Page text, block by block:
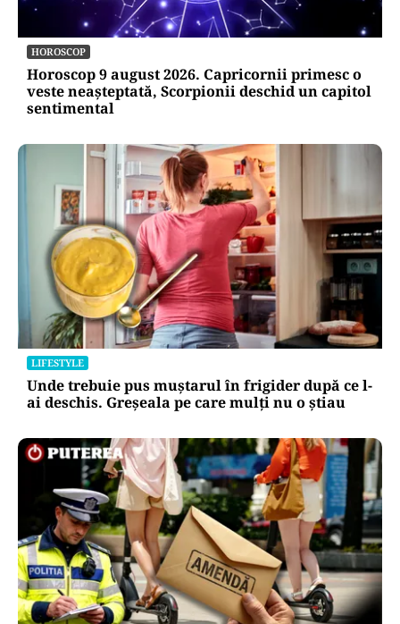
HOROSCOP
Horoscop 9 august 2026. Capricornii primesc o
veste neașteptată, Scorpionii deschid un capitol
sentimental
LIFESTYLE
Unde trebuie pus muștarul în frigider după ce l-
ai deschis. Greșeala pe care mulți nu o știau